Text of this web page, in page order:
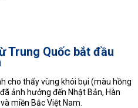
Trung Quốc bắt đầu
cho thấy vùng khói bụi (màu hồng
ảnh hưởng đến Nhật Bản, Hàn
miền Bắc Việt Nam.